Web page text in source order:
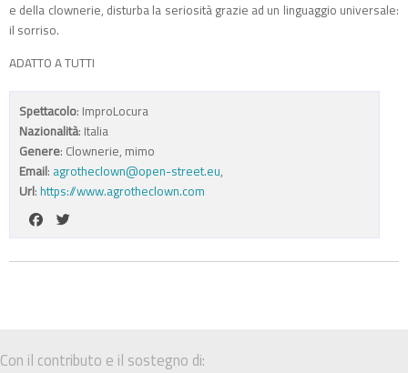
e della clownerie, disturba la seriosità grazie ad un linguaggio universale:
il sorriso.
ADATTO A TUTTI
Spettacolo: ImproLocura
Nazionalità: Italia
Genere: Clownerie, mimo
Email: agrotheclown@open-street.eu,
Url: https://www.agrotheclown.com
Con il contributo e il sostegno di: